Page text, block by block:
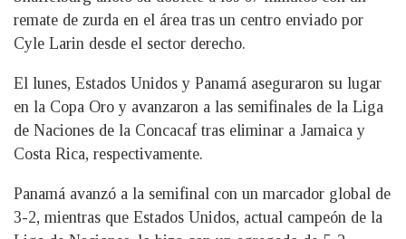
remate de zurda en el área tras un centro enviado por
Cyle Larin desde el sector derecho.
El lunes, Estados Unidos y Panamá aseguraron su lugar
en la Copa Oro y avanzaron a las semifinales de la Liga
de Naciones de la Concacaf tras eliminar a Jamaica y
Costa Rica, respectivamente.
Panamá avanzó a la semifinal con un marcador global de
3-2, mientras que Estados Unidos, actual campeón de la